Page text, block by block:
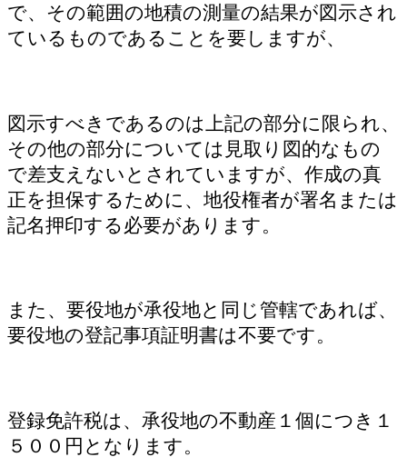
で、その範囲の地積の測量の結果が図示され
ているものであることを要しますが、
図示すべきであるのは上記の部分に限られ、
その他の部分については見取り図的なもの
で差支えないとされていますが、作成の真
正を担保するために、地役権者が署名または
記名押印する必要があります。
また、要役地が承役地と同じ管轄であれば、
要役地の登記事項証明書は不要です。
登録免許税は、承役地の不動産１個につき１
５００円となります。